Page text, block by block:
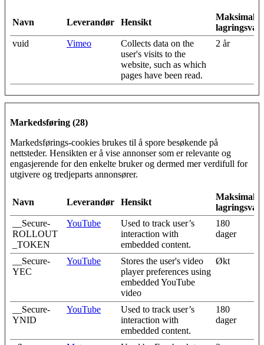
Navn Leverandør Hensikt
Maksimal
vuid
Vimeo
Collects data on the
user's visits to the
website, such as which
pages have been read.
2 år
Markedsføring (28)
Markedsførings-cookies brukes til å spore besøkende på
nettsteder. Hensikten er å vise annonser som er relevante og
engasjerende for den enkelte bruker og dermed mer verdifull for
utgivere og tredjeparts annonsører.
Navn Leverandør Hensikt
Maksimal
__Secure-
ROLLOUT
_TOKEN
YouTube
Used to track user’s
interaction with
embedded content.
180
dager
__Secure-
YEC
YouTube
Stores the user's video
player preferences using
embedded YouTube
video
Økt
__Secure-
YNID
YouTube
Used to track user’s
interaction with
embedded content.
180
dager